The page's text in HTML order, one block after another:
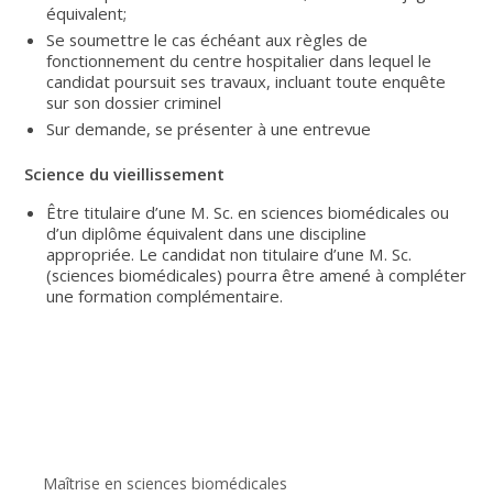
Maîtrise en sciences biomédicales
équivalent;
Se soumettre le cas échéant aux règles de
fonctionnement du centre hospitalier dans lequel le
candidat poursuit ses travaux, incluant toute enquête
sur son dossier criminel
Sur demande, se présenter à une entrevue
Science du vieillissement
Être titulaire d’une M. Sc. en sciences biomédicales ou
d’un diplôme équivalent dans une discipline
appropriée. Le candidat non titulaire d’une M. Sc.
(sciences biomédicales) pourra être amené à compléter
une formation complémentaire.